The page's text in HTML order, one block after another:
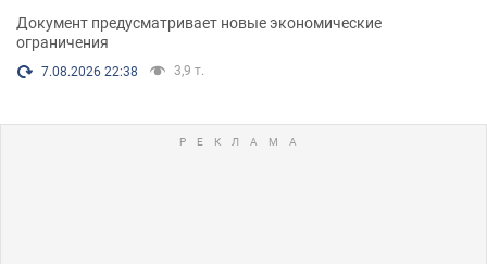
Документ предусматривает новые экономические
ограничения
7.08.2026 22:38 3,9 т.